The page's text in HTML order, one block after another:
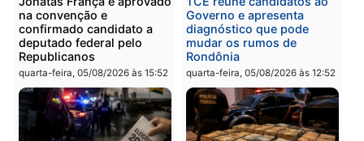
Você também vai querer ler...